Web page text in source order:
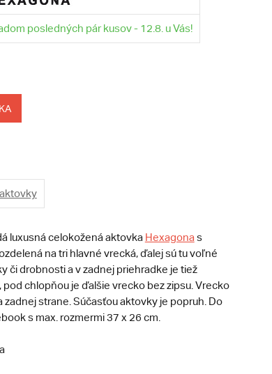
posledných pár kusov - 12.8. u Vás!
luxusná celokožená aktovka Hexagona s
na tri hlavné vrecká, ďalej sú tu voľné
či drobnosti a v zadnej priehradke je tiež
pod chlopňou je ďalšie vrecko bez zipsu. Vrecko
zadnej strane. Súčasťou aktovky je popruh. Do
s max. rozmermi 37 x 26 cm.